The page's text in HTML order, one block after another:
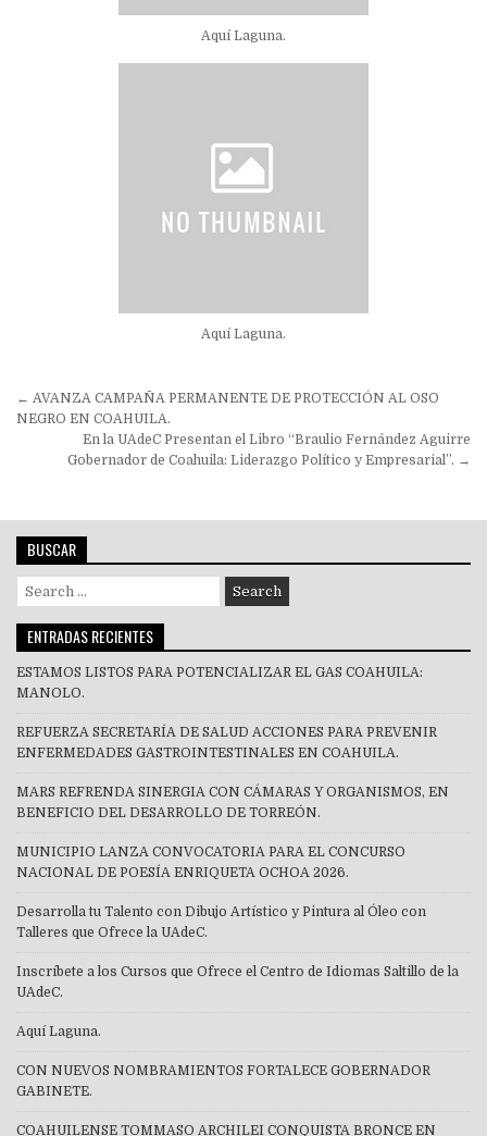
Aquí Laguna.
Aquí Laguna.
Navegación
de
entradas
← AVANZA CAMPAÑA PERMANENTE DE PROTECCIÓN AL OSO
NEGRO EN COAHUILA.
En la UAdeC Presentan el Libro “Braulio Fernández Aguirre
Gobernador de Coahuila: Liderazgo Político y Empresarial”. →
BUSCAR
Search
for:
ENTRADAS RECIENTES
ESTAMOS LISTOS PARA POTENCIALIZAR EL GAS COAHUILA:
MANOLO.
REFUERZA SECRETARÍA DE SALUD ACCIONES PARA PREVENIR
ENFERMEDADES GASTROINTESTINALES EN COAHUILA.
MARS REFRENDA SINERGIA CON CÁMARAS Y ORGANISMOS, EN
BENEFICIO DEL DESARROLLO DE TORREÓN.
MUNICIPIO LANZA CONVOCATORIA PARA EL CONCURSO
NACIONAL DE POESÍA ENRIQUETA OCHOA 2026.
Desarrolla tu Talento con Dibujo Artístico y Pintura al Óleo con
Talleres que Ofrece la UAdeC.
Inscríbete a los Cursos que Ofrece el Centro de Idiomas Saltillo de la
UAdeC.
Aquí Laguna.
CON NUEVOS NOMBRAMIENTOS FORTALECE GOBERNADOR
GABINETE.
COAHUILENSE TOMMASO ARCHILEI CONQUISTA BRONCE EN